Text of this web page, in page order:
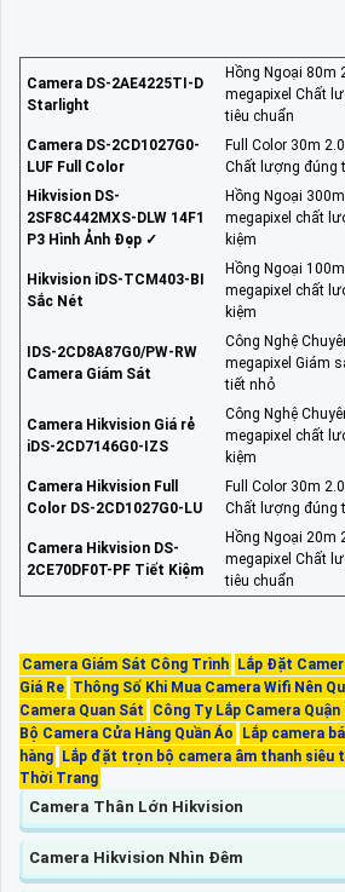
Camera DS-2AE4225TI-D
Starlight
Hồng Ngoại 80m
megapixel Chất
tiêu chuẩn
Camera DS-2CD1027G0-
LUF Full Color
Full Color 30m
Chất lượng đúng
Hikvision DS-
2SF8C442MXS-DLW 14F1
P3 Hình Ảnh Đẹp ✓
Hồng Ngoại
megapixel chất
kiệm
Hikvision iDS-TCM403-BI
Sắc Nét
Hồng Ngoại
megapixel chất
kiệm
IDS-2CD8A87G0/PW-RW
Camera Giám Sát
Công Nghệ
megapixel Giám
tiết nhỏ
Camera Hikvision Giá rẻ
iDS-2CD7146G0-IZS
Công Nghệ
megapixel chất
kiệm
Camera Hikvision Full
Color DS-2CD1027G0-LU
Full Color 30m
Chất lượng đúng
Camera Hikvision DS-
2CE70DF0T-PF Tiết Kiệm
Hồng Ngoại 20m
megapixel Chất
tiêu chuẩn
Camera Giám Sát Công Trình
Lắp Đặt
Giá Re Thông Số Khi Mua Camera Wifi Nên
Camera Quan Sát
Công Ty Lắp Camera Quận
Bộ Camera Cửa Hàng Quần Áo
Lắp camera
hàng
Lắp đặt trọn bộ camera âm thanh siêu
Thời Trang
Camera Thân Lớn Hikvision
Camera Hikvision Nhìn Đêm